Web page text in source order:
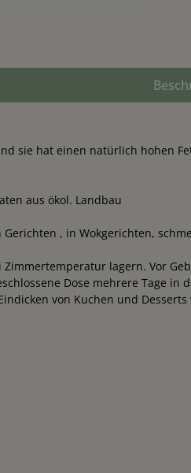
sie hat einen natürlich hohen
aus ökol. Landbau
, in Wokgerichten,
lagern. Vor
Dose mehrere Tage
von Kuchen und